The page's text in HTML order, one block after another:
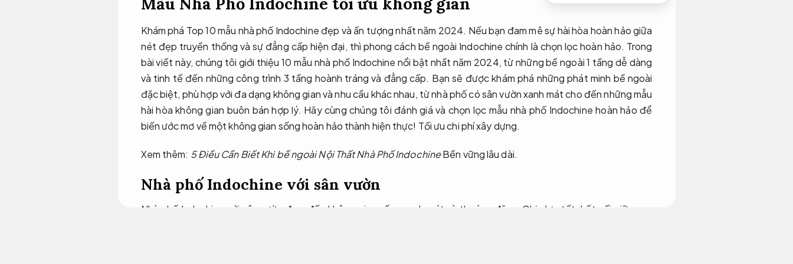
Khám phá Top 10 mẫu nhà phố Indochine đẹp và ấn tượng nhất năm 2024. Nếu bạn đam mê sự hài hòa hoàn hảo giữa
nét đẹp truyền thống và sự đẳng cấp hiện đại, thì phong cách bề ngoài Indochine chính là chọn lọc hoàn hảo. Trong
bài viết này, chúng tôi giới thiệu 10 mẫu nhà phố Indochine nổi bật nhất năm 2024, từ những bề ngoài 1 tầng dễ dàng
và tinh tế đến những công trình 3 tầng hoành tráng và đẳng cấp. Bạn sẽ được khám phá những phát minh bề ngoài
đặc biệt, phù hợp với đa dạng không gian và nhu cầu khác nhau, từ nhà phố có sân vườn xanh mát cho đến những mẫu
hài hòa không gian buôn bán hợp lý. Hãy cùng chúng tôi đánh giá và chọn lọc mẫu nhà phố Indochine hoàn hảo để
biến ước mơ về một không gian sống hoàn hảo thành hiện thực! Tối ưu chi phí xây dựng.
Xem thêm: 5 Điều Cần Biết Khi bề ngoài Nội Thất Nhà Phố IndochineBền vững lâu dài.
Nhà phố Indochine với sân vườn
Nhà phố Indochine với sân vườn đem đến không gian sống xanh mát và thoáng đãng, Chịu lực tốt. kết nối giữa con